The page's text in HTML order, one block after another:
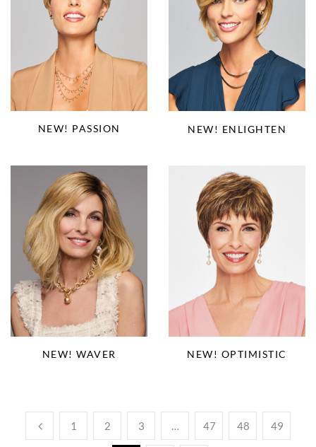
NEW! PASSION NEW! ENLIGHTEN
NEW! WAVER NEW! OPTIMISTIC
1 2 3 … 47 48 49